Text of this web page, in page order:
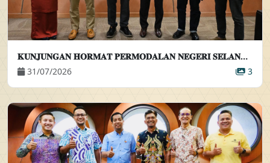
𝐊𝐔𝐍𝐉𝐔𝐍𝐆𝐀𝐍 𝐇𝐎𝐑𝐌𝐀𝐓 𝐏𝐄𝐑𝐌𝐎𝐃𝐀𝐋𝐀𝐍 𝐍𝐄𝐆𝐄𝐑𝐈 𝐒𝐄𝐋𝐀𝐍𝐆𝐎𝐑 𝐁𝐄𝐑𝐇𝐀𝐃 𝐊𝐄𝐏𝐀𝐃𝐀 𝐏𝐄𝐌𝐀𝐍𝐆𝐊𝐔 𝐏𝐄𝐍𝐆𝐀𝐑𝐀𝐇 𝐄𝐊𝐒𝐄𝐊𝐔𝐓𝐈𝐅
31/07/2026
3